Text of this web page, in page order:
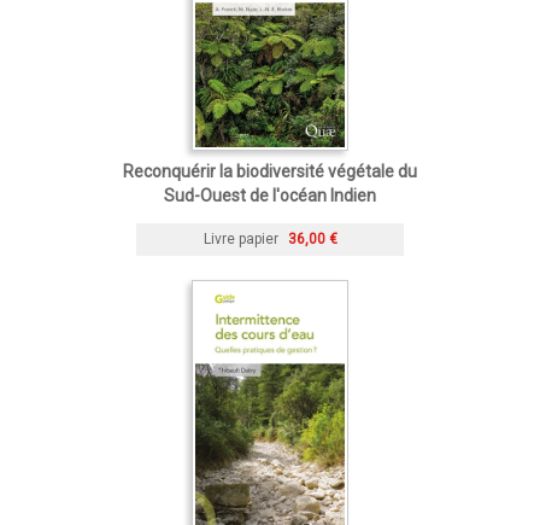
Reconquérir la biodiversité végétale du
Sud-Ouest de l'océan Indien
Livre papier 36,00 €